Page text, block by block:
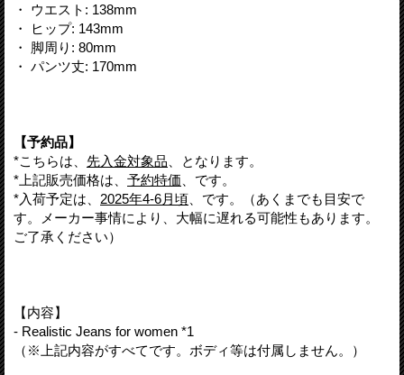
・ ウエスト: 138mm
・ ヒップ: 143mm
・ 脚周り: 80mm
・ パンツ丈: 170mm
【予約品】
*こちらは、 先入金対象品 、となります。
*上記販売価格は、 予約特価 、です。
*入荷予定は、 2025年4-6月頃 、です。（あくまでも目安で
す。メーカー事情により、大幅に遅れる可能性もあります。
ご了承ください）
【内容】
- Realistic Jeans for women *1
（※上記内容がすべてです。ボディ等は付属しません。）